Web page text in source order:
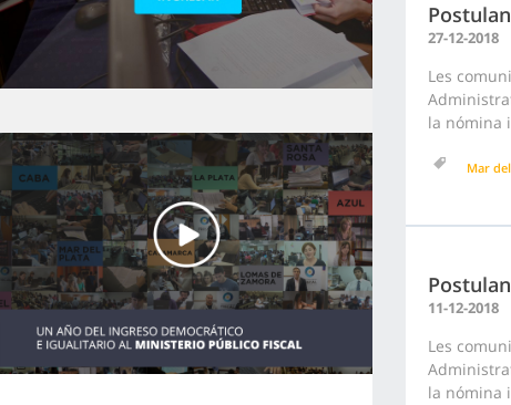
27-12-2018
Les
la nómina
Mar
11-12-2018
Les
la nómina